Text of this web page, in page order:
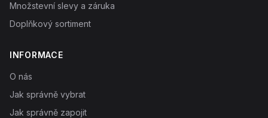
Množstevní slevy a záruka
Doplňkový sortiment
INFORMACE
O nás
Jak správně vybrat
Jak správně zapojit